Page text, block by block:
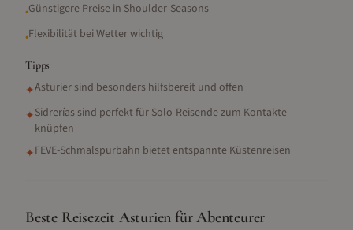
•Günstigere Preise in Shoulder-Seasons
•Flexibilität bei Wetter wichtig
Tipps
✦Asturier sind besonders hilfsbereit und offen
✦Sidrerías sind perfekt für Solo-Reisende zum Kontakte
knüpfen
✦FEVE-Schmalspurbahn bietet entspannte Küstenreisen
Beste Reisezeit Asturien für Abenteurer